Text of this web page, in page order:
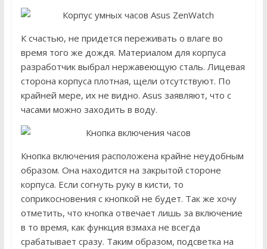
К счастью, не придется переживать о влаге во
время того же дождя. Материалом для корпуса
разработчик выбрал нержавеющую сталь. Лицевая
сторона корпуса плотная, щели отсутствуют. По
крайней мере, их не видно. Asus заявляют, что с
часами можно заходить в воду.
Кнопка включения расположена крайне неудобным
образом. Она находится на закрытой стороне
корпуса. Если согнуть руку в кисти, то
соприкосновения с кнопкой не будет. Так же хочу
отметить, что кнопка отвечает лишь за включение
в то время, как функция взмаха не всегда
срабатывает сразу. Таким образом, подсветка на